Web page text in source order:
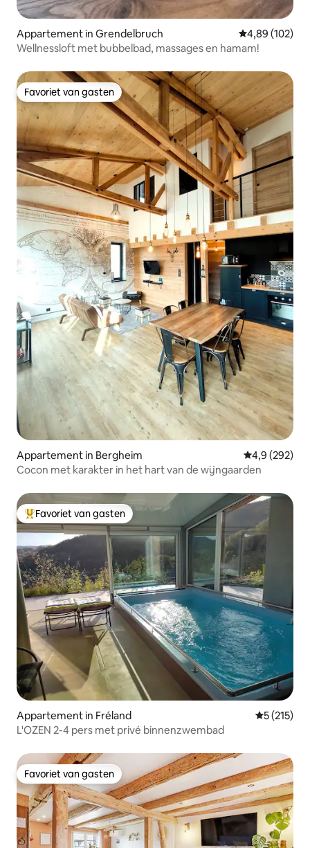
Appartement in Grendelbruch Gemiddelde
4,89 (102)
Wellnessloft met bubbelbad, massages en hamam!
Favoriet van gasten
Favoriet van gasten
Appartement in Bergheim Gemiddelde
4,9 (292)
Cocon met karakter in het hart van de wijngaarden
Topfavoriet van gasten
Favoriet van gasten
Appartement in Fréland
5 (215)
L'OZEN 2-4 pers met privé binnenzwembad
Favoriet van gasten
Favoriet van gasten